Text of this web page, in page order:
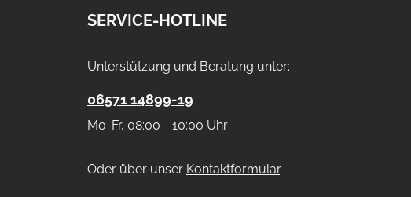
SERVICE-HOTLINE
Unterstützung und Beratung unter:
06571 14899-19
Mo-Fr, 08:00 - 10:00 Uhr
Oder über unser Kontaktformular.